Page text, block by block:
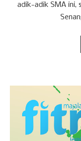
adik-adik SMA ini,